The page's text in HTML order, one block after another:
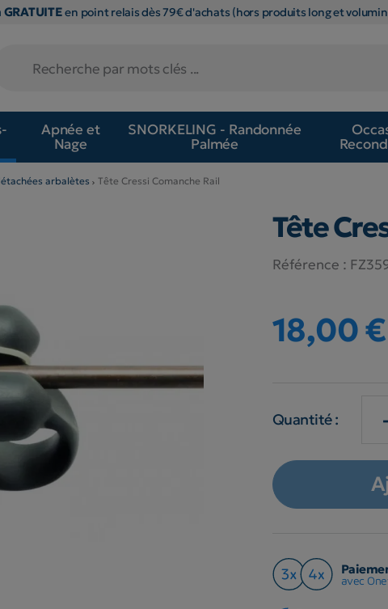
en point relais dès 79€ d'achats (hors produits long et
Apnée et
Nage
SNORKELING - Randonnée
Palmée
arbalètes Tête Cressi Comanche Rail
Tête
Référence :
18,00 €
Quantité :
avec